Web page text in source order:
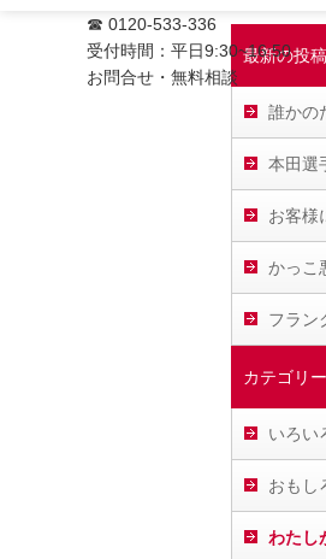
☎ 0120-533-336
受付時間：平日9:30~16:50
お問合せ・無料相談
最新の投稿
誰かの
本田選
お客様
かっこ
フラン
カテゴリー
いろい
おもし
わたし